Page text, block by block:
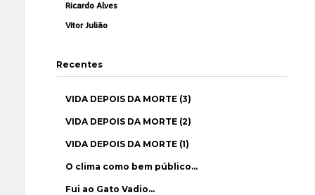
Ricardo Alves
Vítor Julião
Recentes
VIDA DEPOIS DA MORTE (3)
VIDA DEPOIS DA MORTE (2)
VIDA DEPOIS DA MORTE (1)
O clima como bem público…
Fui ao Gato Vadio…